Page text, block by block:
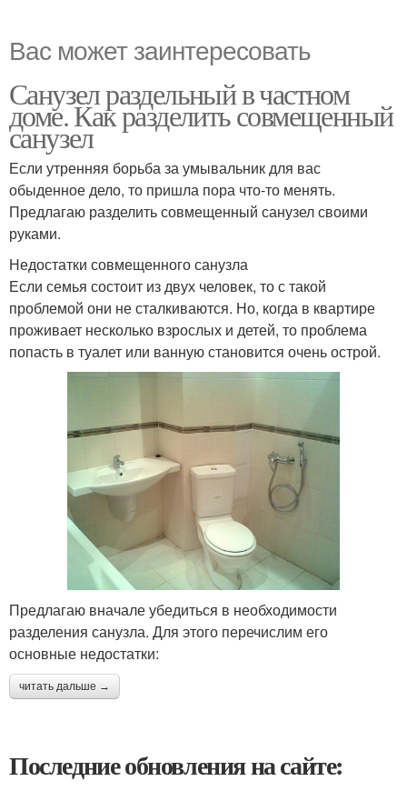
Вас может заинтересовать
Санузел раздельный в частном
доме. Как разделить совмещенный
санузел
Если утренняя борьба за умывальник для вас
обыденное дело, то пришла пора что-то менять.
Предлагаю разделить совмещенный санузел своими
руками.
Недостатки совмещенного санузла
Если семья состоит из двух человек, то с такой
проблемой они не сталкиваются. Но, когда в квартире
проживает несколько взрослых и детей, то проблема
попасть в туалет или ванную становится очень острой.
Предлагаю вначале убедиться в необходимости
разделения санузла. Для этого перечислим его
основные недостатки:
читать дальше →
Последние обновления на сайте: